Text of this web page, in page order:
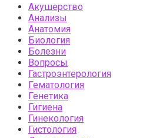
Акушерство
Анализы
Анатомия
Биология
Болезни
Вопросы
Гастроэнтерология
Гематология
Генетика
Гигиена
Гинекология
Гистология